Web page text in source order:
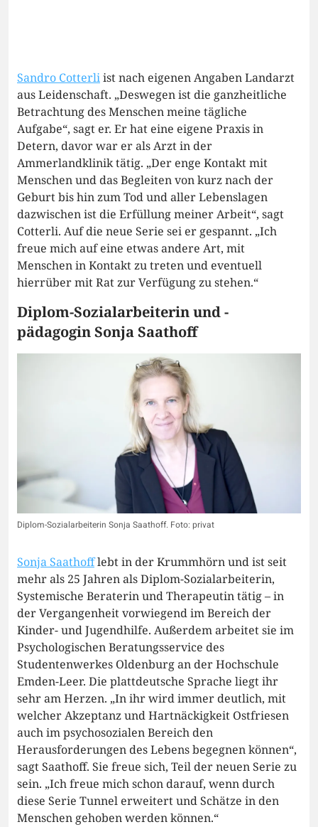
Sandro Cotterliist nach eigenen Angaben Landarzt
aus Leidenschaft. „Deswegen ist die ganzheitliche
Betrachtung des Menschen meine tägliche
Aufgabe“, sagt er. Er hat eine eigene Praxis in
Detern, davor war er als Arzt in der
Ammerlandklinik tätig. „Der enge Kontakt mit
Menschen und das Begleiten von kurz nach der
Geburt bis hin zum Tod und aller Lebenslagen
dazwischen ist die Erfüllung meiner Arbeit“, sagt
Cotterli. Auf die neue Serie sei er gespannt. „Ich
freue mich auf eine etwas andere Art, mit
Menschen in Kontakt zu treten und eventuell
hierrüber mit Rat zur Verfügung zu stehen.“
Diplom-Sozialarbeiterin und -
pädagogin Sonja Saathoff
Diplom-Sozialarbeiterin Sonja Saathoff. Foto: privat
Sonja Saathofflebt in der Krummhörn und ist seit
mehr als 25 Jahren als Diplom-Sozialarbeiterin,
Systemische Beraterin und Therapeutin tätig – in
der Vergangenheit vorwiegend im Bereich der
Kinder- und Jugendhilfe. Außerdem arbeitet sie im
Psychologischen Beratungsservice des
Studentenwerkes Oldenburg an der Hochschule
Emden-Leer. Die plattdeutsche Sprache liegt ihr
sehr am Herzen. „In ihr wird immer deutlich, mit
welcher Akzeptanz und Hartnäckigkeit Ostfriesen
auch im psychosozialen Bereich den
Herausforderungen des Lebens begegnen können“,
sagt Saathoff. Sie freue sich, Teil der neuen Serie zu
sein. „Ich freue mich schon darauf, wenn durch
diese Serie Tunnel erweitert und Schätze in den
Menschen gehoben werden können.“